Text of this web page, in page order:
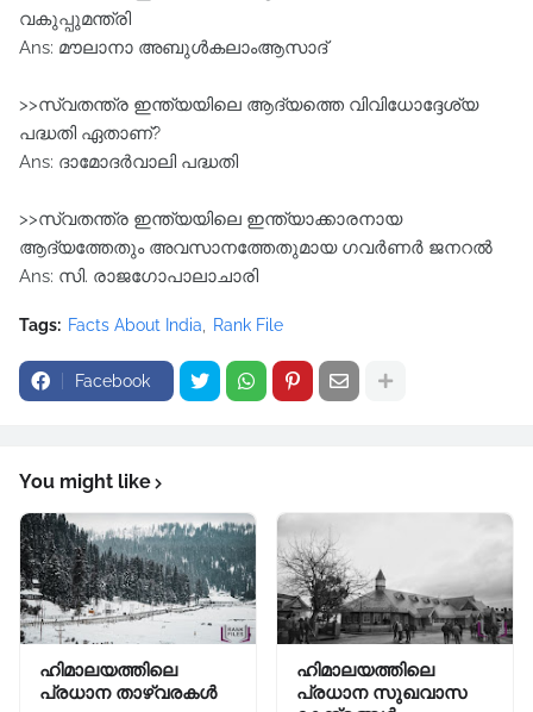
വകുപ്പുമന്ത്രി
Ans: മൗലാനാ അബുള്‍കലാംആസാദ്
>>സ്വതന്ത്ര ഇന്ത്യയിലെ ആദ്യത്തെ വിവിധോദ്ദേശ്യ
പദ്ധതി ഏതാണ്?
Ans: ദാമോദര്‍വാലി പദ്ധതി
>>സ്വതന്ത്ര ഇന്ത്യയിലെ ഇന്ത്യാക്കാരനായ
ആദ്യത്തേതും അവസാനത്തേതുമായ ഗവര്‍ണര്‍ ജനറല്‍
Ans: സി. രാജഗോപാലാചാരി
Tags: Facts About India Rank File
Facebook
You might like
ഹിമാലയത്തിലെ
പ്രധാന താഴ്വരകൾ
ഹിമാലയത്തിലെ
പ്രധാന സുഖവാസ